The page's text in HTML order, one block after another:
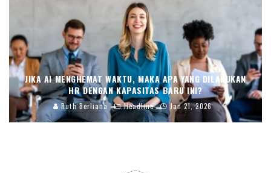
JIKA AI MENGHEMAT WAKTU, MAKA APA YANG DILAKUKAN
HR DENGAN KAPASITAS BARU INI?
Ruth Berliana Headline Jan 21, 2026